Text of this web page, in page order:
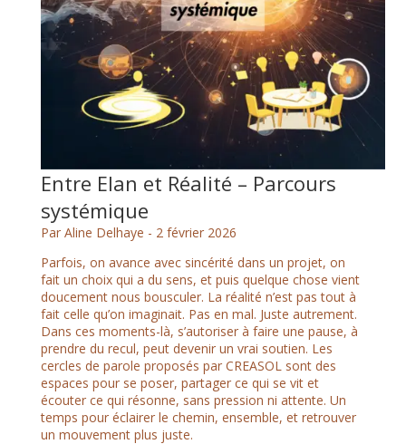
Entre Elan et Réalité – Parcours
systémique
Par Aline Delhaye - 2 février 2026
Parfois, on avance avec sincérité dans un projet, on
fait un choix qui a du sens, et puis quelque chose vient
doucement nous bousculer. La réalité n’est pas tout à
fait celle qu’on imaginait. Pas en mal. Juste autrement.
Dans ces moments-là, s’autoriser à faire une pause, à
prendre du recul, peut devenir un vrai soutien. Les
cercles de parole proposés par CREASOL sont des
espaces pour se poser, partager ce qui se vit et
écouter ce qui résonne, sans pression ni attente. Un
temps pour éclairer le chemin, ensemble, et retrouver
un mouvement plus juste.